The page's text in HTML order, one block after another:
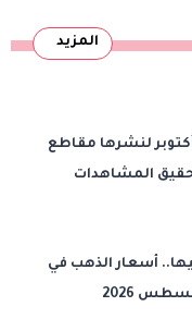
المزيد
لنشرها مقاطع
المشاهدات
21 يسجل 6080 جنيها.. أسعار الذهب في